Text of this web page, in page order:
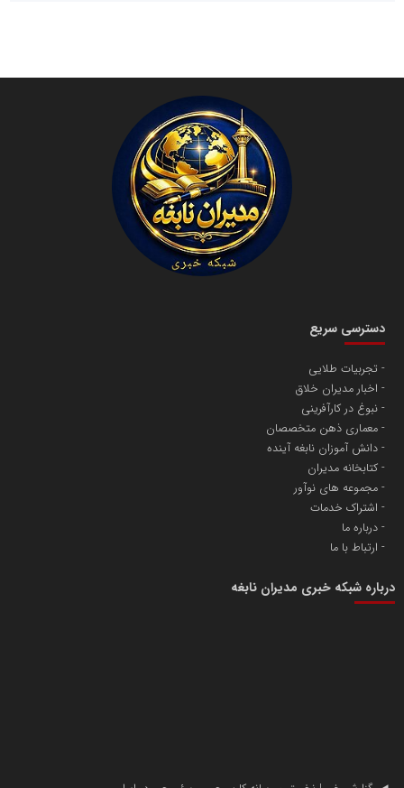
دسترسی سریع
تجربیات طلایی
اخبار مدیران خلاق
نبوغ در کارآفرینی
معماری ذهن متخصصان
دانش آموزان نابغه آینده
کتابخانه مدیران
مجموعه های نوآور
اشتراک خدمات
درباره ما
ارتباط با ما
درباره شبکه خبری مدیران نابغه